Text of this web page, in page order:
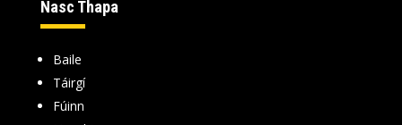
Nasc Thapa
Baile
Táirgí
Fúinn